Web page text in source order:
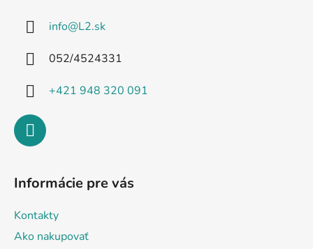
info@L2.sk
052/4524331
+421 948 320 091
Informácie pre vás
Kontakty
Ako nakupovať